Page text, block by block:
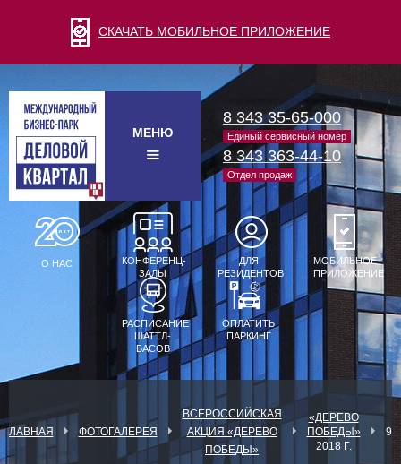
СКАЧАТЬ МОБИЛЬНОЕ ПРИЛОЖЕНИЕ
МЕНЮ
8 343 35-65-000
Единый сервисный номер
8 343 363-44-10
Отдел продаж
О НАС
КОНФЕРЕНЦ-
ЗАЛЫ
ДЛЯ
РЕЗИДЕНТОВ
МОБИЛЬНОЕ
ПРИЛОЖЕНИЕ
РАСПИСАНИЕ
ШАТТЛ-
БАСОВ
ОПЛАТИТЬ
ПАРКИНГ
ГЛАВНАЯ ФОТОГАЛЕРЕЯ
ВСЕРОССИЙСКАЯ
АКЦИЯ «ДЕРЕВО
ПОБЕДЫ»
«ДЕРЕВО
ПОБЕДЫ»
2018 Г.
97